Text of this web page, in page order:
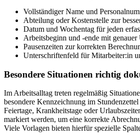
Vollständiger Name und
Abteilung oder Kostenstelle zur
Datum und Wochentag für jeden
Arbeitsbeginn und -ende mit genauer
Pausenzeiten zur korrekten
Unterschriftenfeld für Mitarbeiter:in
Besondere Situationen richtig
Im Arbeitsalltag treten regelmäßig
besondere Kennzeichnung im
Feiertage, Krankheitstage oder
markiert werden, um eine korrekte
Viele Vorlagen bieten hierfür spezielle